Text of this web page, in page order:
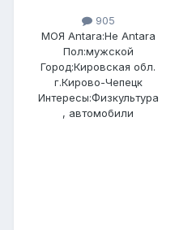
905
МОЯ Antara:Не Antara
Пол:мужской
Город:Кировская обл.
г.Кирово-Чепецк
Интересы:Физкультура
, автомобили